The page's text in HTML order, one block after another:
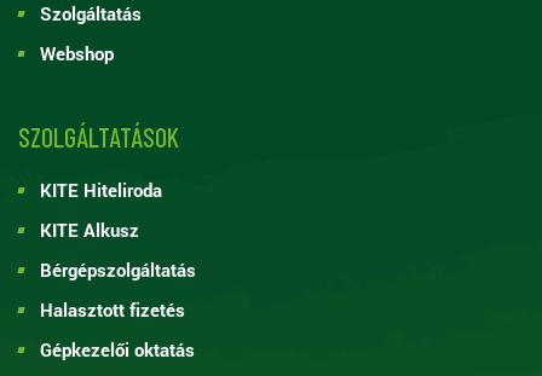
Szolgáltatás
Webshop
SZOLGÁLTATÁSOK
KITE Hiteliroda
KITE Alkusz
Bérgépszolgáltatás
Halasztott fizetés
Gépkezelői oktatás